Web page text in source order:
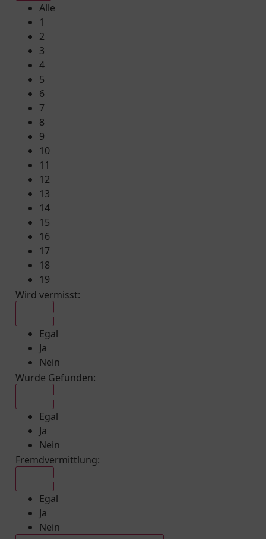
Alle
1
2
3
4
5
6
7
8
9
10
11
12
13
14
15
16
17
18
19
Wird vermisst:
Egal
Ja
Nein
Wurde Gefunden:
Egal
Ja
Nein
Fremdvermittlung:
Egal
Ja
Nein